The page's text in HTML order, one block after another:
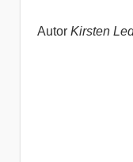
Autor Kirsten